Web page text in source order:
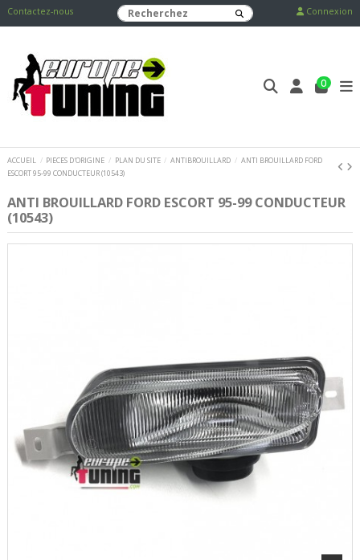
Contactez-nous Connexion
0
ACCUEIL PIECES D'ORIGINE PLAN DU SITE ANTIBROUILLARD
ANTI BROUILLARD FORD
ESCORT 95-99 CONDUCTEUR (10543)
ANTI BROUILLARD FORD ESCORT 95-99 CONDUCTEUR
(10543)